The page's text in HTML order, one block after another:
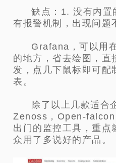
缺点：1. 没有内置
有报警机制，出现问题
Grafana，可以用
的地方，省去绘图，直
发，点几下鼠标即可配
表。
除了以上几款适合
Zenoss，Open-
出门的监控工具，重
众用了多说好的产品。